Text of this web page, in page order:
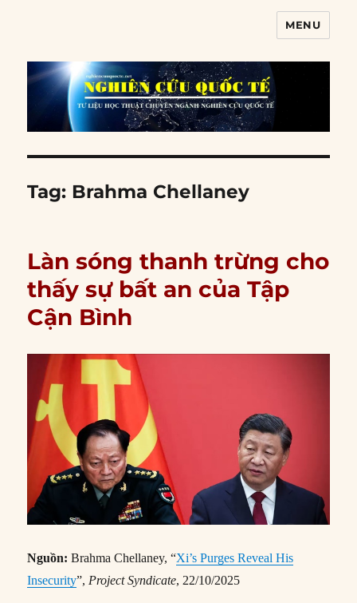
MENU
Tag: Brahma Chellaney
Làn sóng thanh trừng cho
thấy sự bất an của Tập
Cận Bình
Nguồn:Brahma Chellaney, “Xi’s Purges Reveal His
Insecurity”, Project Syndicate, 22/10/2025